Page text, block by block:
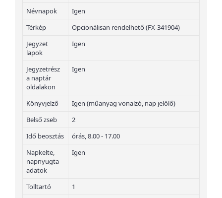
Névnapok
Igen
Térkép
Opcionálisan rendelhető (FX-341904)
Jegyzet
lapok
Igen
Jegyzetrész
a naptár
oldalakon
Igen
Könyvjelző
Igen (műanyag vonalzó, nap jelölő)
Belső zseb
2
Idő beosztás
órás, 8.00 - 17.00
Napkelte,
napnyugta
adatok
Igen
Tolltartó
1